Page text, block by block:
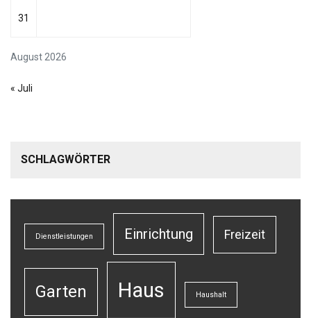
August 2026
31
« Juli
SCHLAGWÖRTER
Dienstleistungen Einrichtung Freizeit
Garten Haus Haushalt